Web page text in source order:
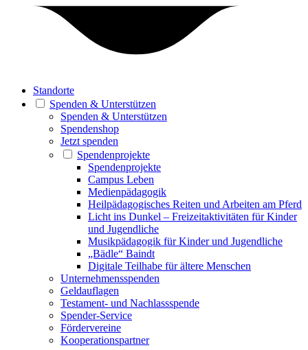
Standorte
Spenden & Unterstützen
Spenden & Unterstützen
Spendenshop
Jetzt spenden
Spendenprojekte
Spendenprojekte
Campus Leben
Medienpädagogik
Heilpädagogisches Reiten und Arbeiten am Pferd
Licht ins Dunkel – Freizeitaktivitäten für Kinder
und Jugendliche
Musikpädagogik für Kinder und Jugendliche
„Bädle“ Baindt
Digitale Teilhabe für ältere Menschen
Unternehmensspenden
Geldauflagen
Testament- und Nachlassspende
Spender-Service
Fördervereine
Kooperationspartner